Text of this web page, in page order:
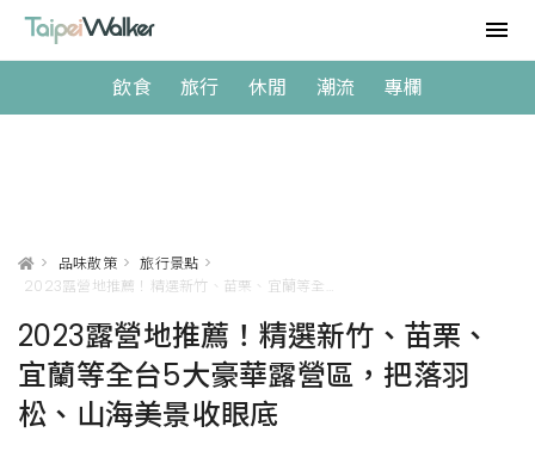
飲食 旅行 休閒 潮流 專欄
> 品味散策 > 旅行景點 >
2023露營地推薦！精選新竹、苗栗、
宜蘭等全台5大豪華露營區，把落羽
松、山海美景收眼底